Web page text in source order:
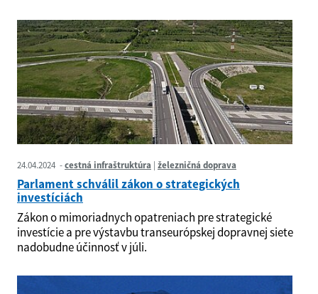
24.04.2024 cestná infraštruktúra železničná doprava
Parlament schválil zákon o strategických
investíciách
Zákon o mimoriadnych opatreniach pre strategické
investície a pre výstavbu transeurópskej dopravnej siete
nadobudne účinnosť v júli.